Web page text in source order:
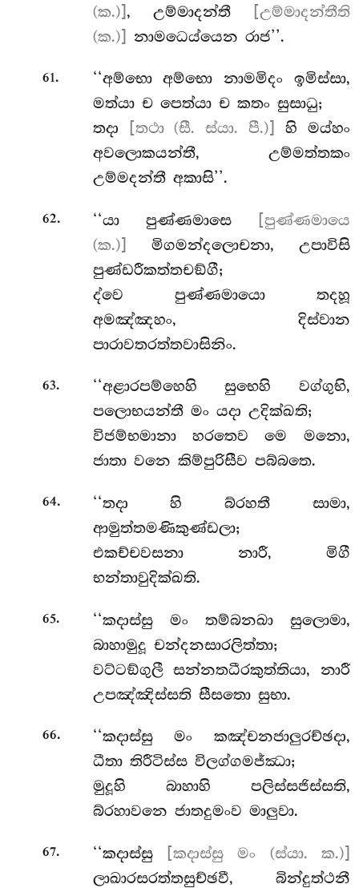
(ක.)] , උම්මාදන්තී
[උම්මාදන්තීති
(ක.)]
නාමධෙය්යෙන රාජ’’.
61. ‘‘අම්භොඅම්භො නාමමිදං ඉමිස්සා,
මත්යා ච පෙත්යා ච කතං සුසාධු;
තදා
[තථා (සී. ස්යා. පී.)]
හි මය්හං
අවලොකයන්තී, උම්මත්තකං
උම්මදන්තී අකාසි’’.
62. ‘‘යා පුණ්ණමාසෙ
[පුණ්ණමායෙ
(ක.)]
මිගමන්දලොචනා, උපාවිසි
පුණ්ඩරීකත්තචඞ්ගී;
ද්වෙ පුණ්ණමායො තදහූ
අමඤ්ඤහං, දිස්වාන
පාරාවතරත්තවාසිනිං.
63. ‘‘අළාරපම්හෙහිසුභෙහි වග්ගුභි,
පලොභයන්තී මං යදා උදික්ඛති;
විජම්භමානා හරතෙව මෙ මනො,
ජාතා වනෙ කිම්පුරිසීව පබ්බතෙ.
64.
‘‘තදා හි බ්රහතී සාමා,
ආමුත්තමණිකුණ්ඩලා;
එකච්චවසනා නාරී, මිගී
භන්තාවුදික්ඛති.
65.
‘‘කදාස්සු මං තම්බනඛා සුලොමා,
බාහාමුදූ චන්දනසාරලිත්තා;
වට්ටඞ්ගුලී සන්නතධීරකුත්තියා, නාරී
උපඤ්ඤිස්සති සීසතො සුභා.
66.
‘‘කදාස්සු මං කඤ්චනජාලුරච්ඡදා,
ධීතා තිරීටිස්ස විලග්ගමජ්ඣා;
මුදූහි බාහාහි පලිස්සජිස්සති,
බ්රහාවනෙ ජාතදුමංව මාලුවා.
67. ‘‘කදාස්සු
[කදාස්සු මං (ස්යා. ක.)]
ලාඛාරසරත්තසුච්ඡවී, බින්දුත්ථනී